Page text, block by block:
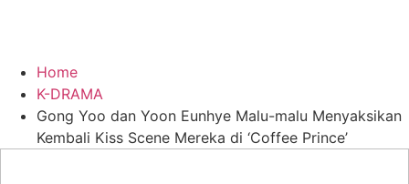
Home
K-DRAMA
Gong Yoo dan Yoon Eunhye Malu-malu Menyaksikan
Kembali Kiss Scene Mereka di ‘Coffee Prince’